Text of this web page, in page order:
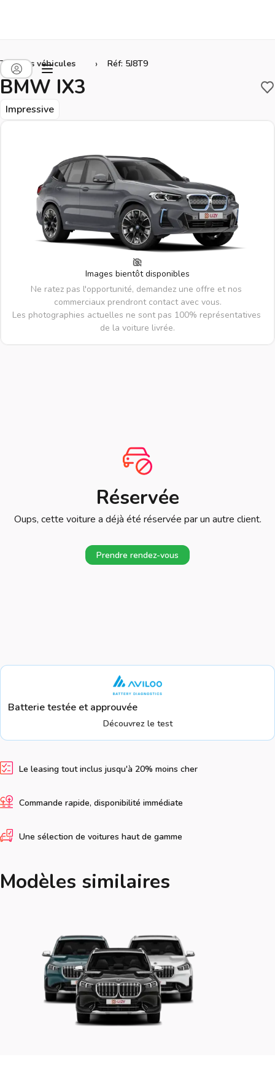
Tous les véhicules › Réf: 5J8T9
BMW IX3
Impressive
Images bientôt disponibles
Ne ratez pas l'opportunité, demandez une offre et nos
commerciaux prendront contact avec vous.
Les photographies actuelles ne sont pas 100% représentatives
de la voiture livrée.
Réservée
Oups, cette voiture a déjà été réservée par un autre client.
Prendre rendez-vous
Batterie testée et approuvée
Découvrez le test
Le leasing tout inclus jusqu'à 20% moins cher
Commande rapide, disponibilité immédiate
Une sélection de voitures haut de gamme
Modèles similaires